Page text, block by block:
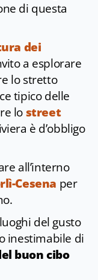
di questa
dei
a esplorare
lo stretto
tipico delle
lostreet
è d’obbligo
all’interno
Cesena per
del gusto
inestimabile di
buon cibo